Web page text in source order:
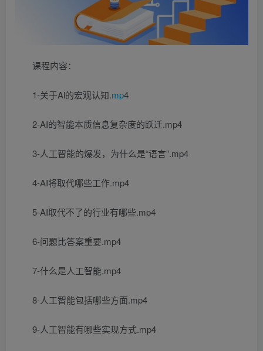
课程内容：
1-关于Al的宏观认知.mp4
2-AI的智能本质信息复杂度的跃迁.mp4
3-人工智能的爆发，为什么是“语言”.mp4
4-AI将取代哪些工作.mp4
5-AI取代不了的行业有哪些.mp4
6-问题比答案重要.mp4
7-什么是人工智能.mp4
8-人工智能包括哪些方面.mp4
9-人工智能有哪些实现方式.mp4